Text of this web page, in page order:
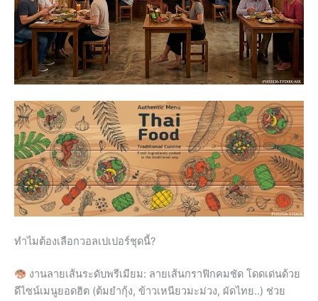
ทำไมต้องเลือกวอลเปเปอร์ชุดนี้?
งานลายเส้นระดับพรีเมียม: ลายเส้นกราฟิกคมชัด โดดเด่นด้วย
ดีไซน์เมนูยอดฮิต (ต้มยำกุ้ง, ข้าวเหนียวมะม่วง, ผัดไทย..) ช่วย